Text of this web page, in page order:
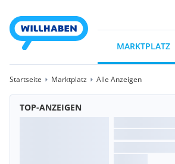
MARKTPLATZ
Startseite Marktplatz Alle Anzeigen
TOP-ANZEIGEN